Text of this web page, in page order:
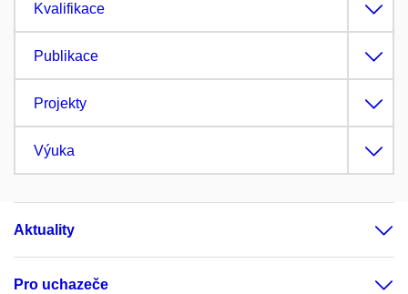
Kvalifikace
Publikace
Projekty
Výuka
Aktuality
Pro uchazeče